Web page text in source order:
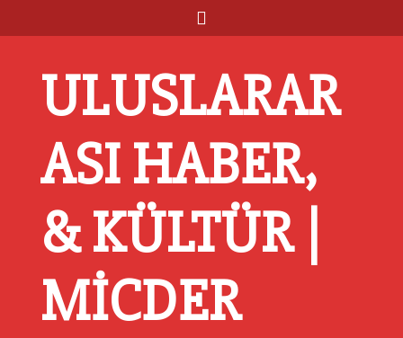
to
ULUSLARAR
ASI HABER,
& KÜLTÜR |
MICDER